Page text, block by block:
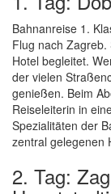
Bahnanreise 1.
Flug nach
Hotel begleitet.
der vielen
genießen. Beim
Reiseleiterin in
Spezialitäten der
zentral gelegenen
2. Tag: